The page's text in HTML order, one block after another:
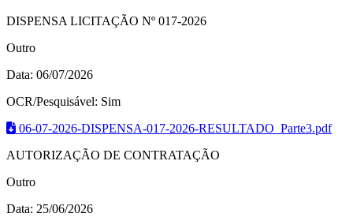
DISPENSA LICITAÇÃO Nº 017-2026
Outro
Data: 06/07/2026
OCR/Pesquisável: Sim
06-07-2026-DISPENSA-017-2026-RESULTADO_Parte3.pdf
AUTORIZAÇÃO DE CONTRATAÇÃO
Outro
Data: 25/06/2026